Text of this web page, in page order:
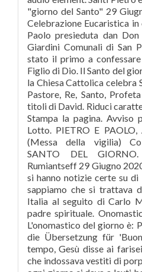
"giorno del Santo" 29
Celebrazione Eucaristica
Paolo presieduta dan
Giardini Comunali di San
stato il primo a
Figlio di Dio. Il Santo del
la Chiesa Cattolica celebra
Pastore, Re, Santo,
titoli di David. Riduci
Stampa la pagina.
Lotto. PIETRO E PAOLO,
(Messa della vigilia)
SANTO DEL
Rumiantseff 29 Giugno
si hanno notizie certe su di
sappiamo che si trattava
Italia al seguito di Carlo
padre spirituale.
L'onomastico del giorno è:
die Übersetzung für
tempo, Gesù disse ai
che indossava vestiti di